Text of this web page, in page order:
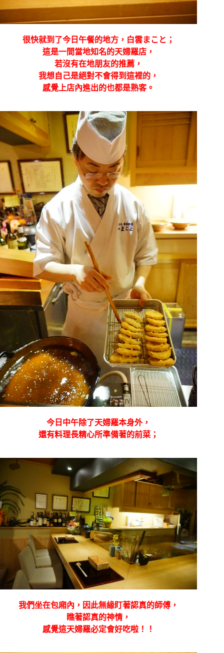
很快就到了今日午餐的地方，白雲まこと；
這是一間當地知名的天婦羅店，
若沒有在地朋友的推薦，
我想自己是絕對不會得到這裡的，
感覺上店內進出的也都是熟客。
今日中午除了天婦羅本身外，
還有料理長精心所準備著的前菜；
我們坐在包廂內，因此無緣盯著認真的師傅，
瞧著認真的神情，
感覺這天婦羅必定會好吃啦！！